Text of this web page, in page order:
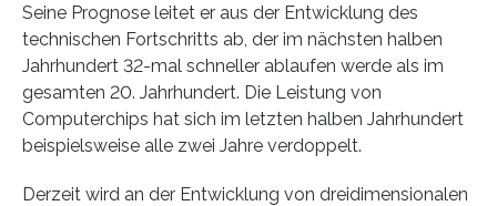
Seine Prognose leitet er aus der Entwicklung des
technischen Fortschritts ab, der im nächsten halben
Jahrhundert 32-mal schneller ablaufen werde als im
gesamten 20. Jahrhundert. Die Leistung von
Computerchips hat sich im letzten halben Jahrhundert
beispielsweise alle zwei Jahre verdoppelt.
Derzeit wird an der Entwicklung von dreidimensionalen